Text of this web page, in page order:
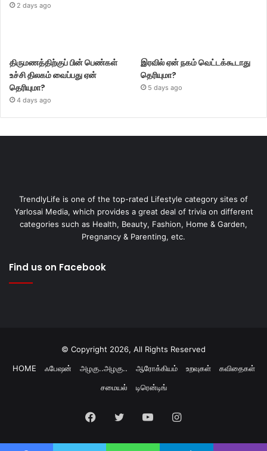
2 days ago
திருமணத்திற்குப் பின் பெண்கள்
உச்சி திலகம் வைப்பது ஏன்
தெரியுமா?
4 days ago
இரவில் ஏன் நகம் வெட்டக்கூடாது
தெரியுமா?
5 days ago
TrendlyLife is one of the top-rated Lifestyle category sites of
Yarlosai Media, which provides a great deal of trivia on different
categories such as Health, Beauty, Fashion, Home & Garden,
Pregnancy & Parenting, etc.
Find us on Facebook
© Copyright 2026, All Rights Reserved
HOME
ஃபேஷன் அழகு..அழகு.. ஆரோக்கியம் உறவுகள்
கவிதைகள்
சமையல்
டிரென்டிங்
Facebook
TwitterYouTubeInstagram